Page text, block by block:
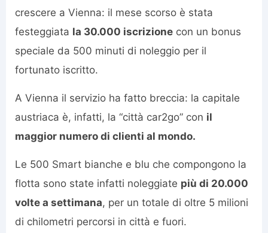
crescere a Vienna: il mese scorso è stata
festeggiata la 30.000 iscrizione con un bonus
speciale da 500 minuti di noleggio per il
fortunato iscritto.
A Vienna il servizio ha fatto breccia: la capitale
austriaca è, infatti, la “città car2go” con il
maggior numero di clienti al mondo.
Le 500 Smart bianche e blu che compongono la
flotta sono state infatti noleggiate più di 20.000
volte a settimana, per un totale di oltre 5 milioni
di chilometri percorsi in città e fuori.